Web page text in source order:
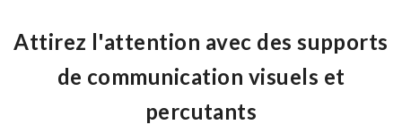
Attirez l'attention avec des supports
de communication visuels et
percutants